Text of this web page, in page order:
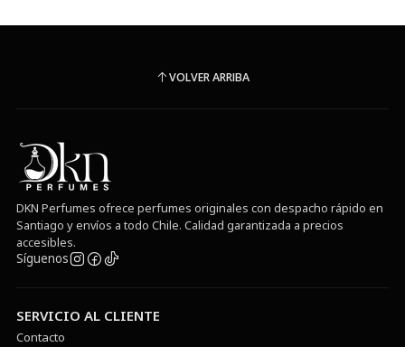
VOLVER ARRIBA
DKN Perfumes ofrece perfumes originales con despacho rápido en
Santiago y envíos a todo Chile. Calidad garantizada a precios
accesibles.
Síguenos
SERVICIO AL CLIENTE
Contacto